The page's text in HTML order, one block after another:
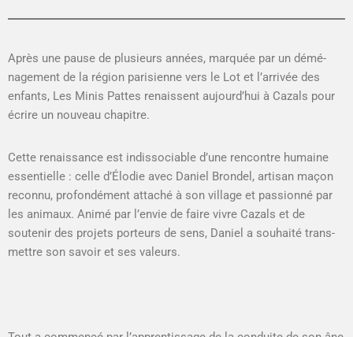
Après une pause de plusieurs années, mar­quée par un démé­
nage­ment de la région parisi­enne vers le Lot et l’arrivée des
enfants, Les Min­is Pattes renais­sent aujourd’hui à Cazals pour
écrire un nou­veau chapitre.
Cette renais­sance est indis­so­cia­ble d’une ren­con­tre humaine
essen­tielle : celle d’Élodie avec Daniel Bron­del, arti­san maçon
recon­nu, pro­fondé­ment attaché à son vil­lage et pas­sion­né par
les ani­maux. Ani­mé par l’envie de faire vivre Cazals et de
soutenir des pro­jets por­teurs de sens, Daniel a souhaité trans­
met­tre son savoir et ses valeurs.